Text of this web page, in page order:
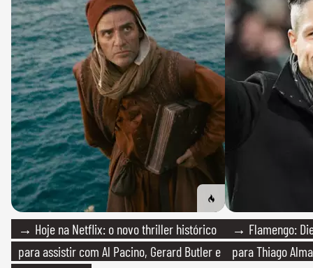
→ Hoje na Netflix: o novo thriller histórico
para assistir com Al Pacino, Gerard Butler e
→ Flamengo:
para Thiago